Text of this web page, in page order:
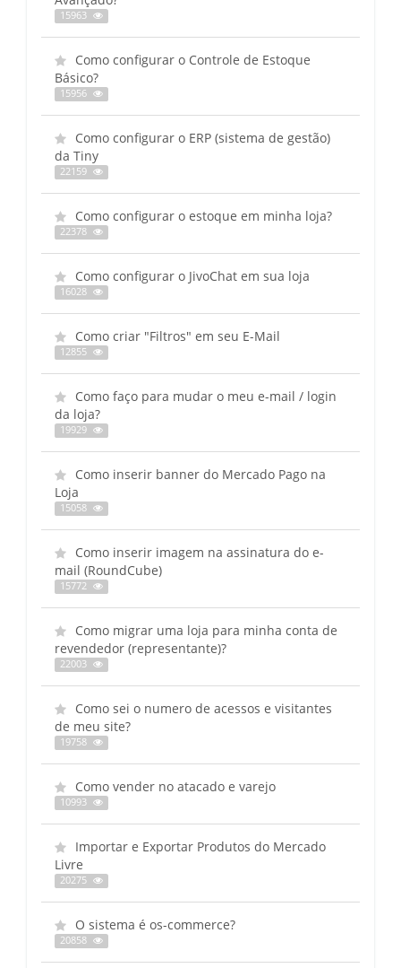
15963
Como configurar o Controle de Estoque
Básico?
15956
Como configurar o ERP (sistema de gestão)
da Tiny
22159
Como configurar o estoque em minha loja?
22378
Como configurar o JivoChat em sua loja
16028
Como criar "Filtros" em seu E-Mail
12855
Como faço para mudar o meu e-mail / login
da loja?
19929
Como inserir banner do Mercado Pago na
Loja
15058
Como inserir imagem na assinatura do e-
mail (RoundCube)
15772
Como migrar uma loja para minha conta de
revendedor (representante)?
22003
Como sei o numero de acessos e visitantes
de meu site?
19758
Como vender no atacado e varejo
10993
Importar e Exportar Produtos do Mercado
Livre
20275
O sistema é os-commerce?
20858